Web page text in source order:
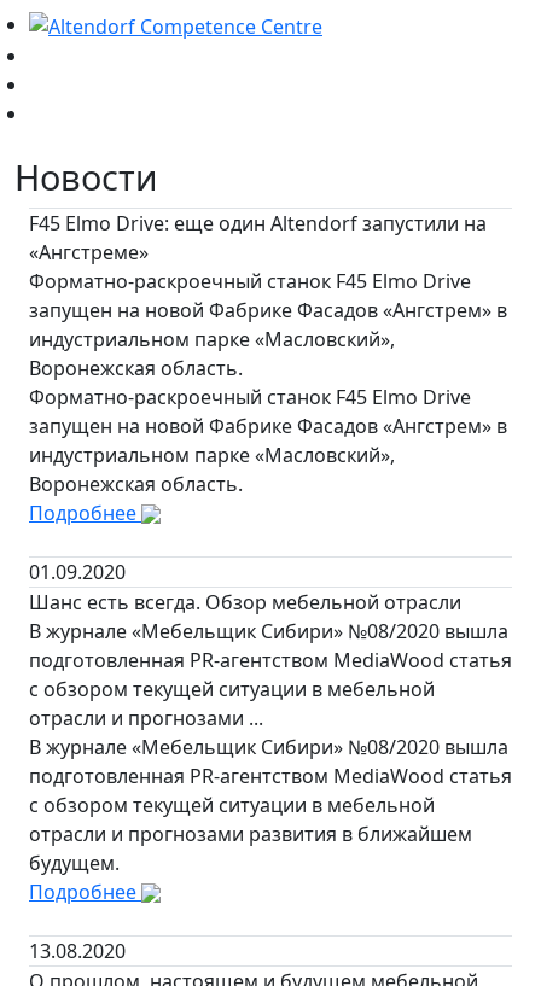
Новости
F45 Elmo Drive: еще один Altendorf запустили на
«Ангстреме»
Форматно-раскроечный станок F45 Elmo Drive
запущен на новой Фабрике Фасадов «Ангстрем» в
индустриальном парке «Масловский»,
Воронежская область.
Форматно-раскроечный станок F45 Elmo Drive
запущен на новой Фабрике Фасадов «Ангстрем» в
индустриальном парке «Масловский»,
Воронежская область.
Подробнее
01.09.2020
Шанс есть всегда. Обзор мебельной отрасли
В журнале «Мебельщик Сибири» №08/2020 вышла
подготовленная PR-агентством MediaWood статья
с обзором текущей ситуации в мебельной
отрасли и прогнозами ...
В журнале «Мебельщик Сибири» №08/2020 вышла
подготовленная PR-агентством MediaWood статья
с обзором текущей ситуации в мебельной
отрасли и прогнозами развития в ближайшем
будущем.
Подробнее
13.08.2020